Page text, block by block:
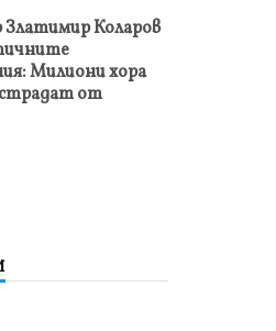
Коларов
Милиони хора
от